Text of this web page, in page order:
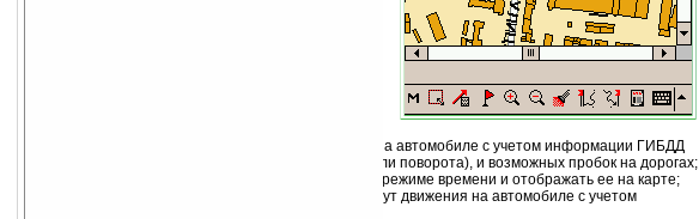
выработать кратчайший маршрут движения на автомобиле с учетом информации ГИБДД
(одностороннее движение, запрет проезда или поворота), и возможных пробок на дорогах;
получать информацию о пробках в реальном режиме времени и отображать ее на карте;
выработать минимальный по времени маршрут движения на автомобиле с учетом